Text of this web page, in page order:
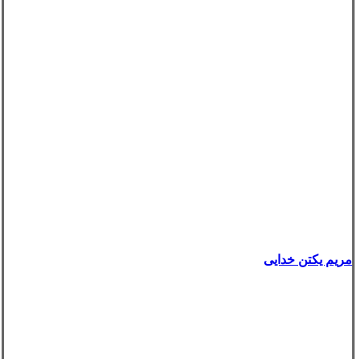
مریم یکتن خدایی